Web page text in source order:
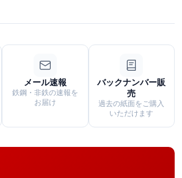
メール速報
鉄鋼・非鉄の速報を
お届け
バックナンバー販
売
過去の紙面をご購入
いただけます